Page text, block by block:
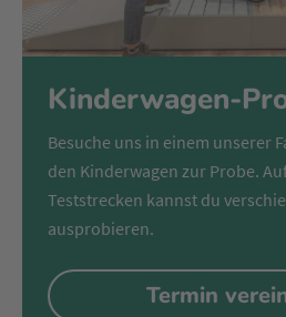
Kinderwagen-
Besuche uns in einem unserer
den Kinderwagen zur Probe.
Teststrecken kannst du
ausprobieren.
Termin